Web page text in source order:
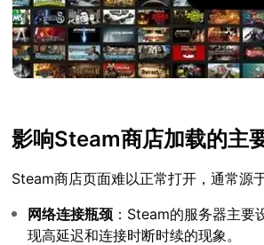
影响Steam商店加载的主
Steam商店页面难以正常打开，通常源
网络连接瓶颈 ：Steam的服务器主要
现高延迟和连接时断时续的现象。